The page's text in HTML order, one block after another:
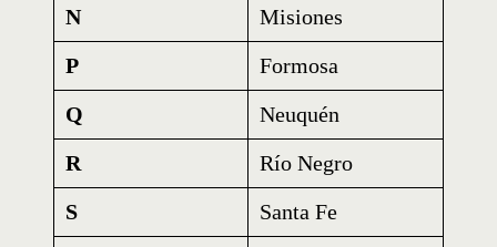
N
Misiones
P
Formosa
Q
Neuquén
R
Río Negro
S
Santa Fe